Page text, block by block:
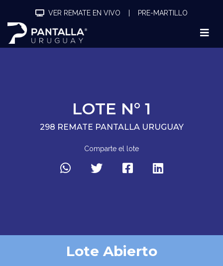
VER REMATE EN VIVO PRE-MARTILLO
LOTE N° 1
298 REMATE PANTALLA URUGUAY
Comparte el lote
Lote Abierto